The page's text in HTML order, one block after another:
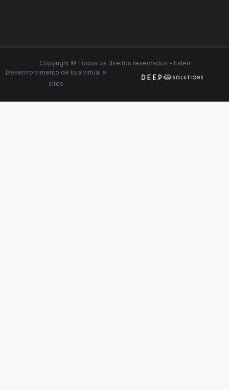
Copyright © Todos os direitos reservados - Italeri
Desenvolvimento de loja virtual e
sites